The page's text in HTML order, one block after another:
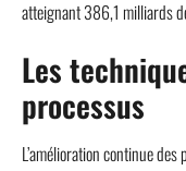
atteignant 386,1 milliards
Les
processus
L’amélioration continue des